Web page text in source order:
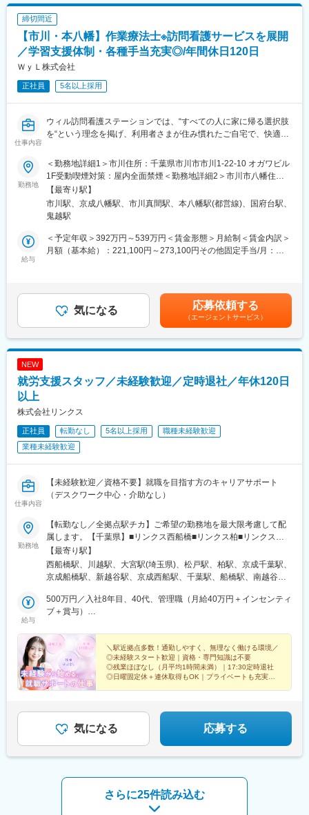
・業界未経験の方も多く在籍しており、入社後はOJTとなります
が、周りの社員の方からもフォロー頂ける環境で、未経験の方で
も安心して就業が可能です。
変更の範囲：本文参照
10:00 入浴介助
11:30 休憩
12:00 昼食対応・歯磨き・排泄介助
13:00 休憩
14:00 レクリエーション実施
15:00 おやつ
16:00 散歩
残業はほぼございませんので、定時には皆さん帰られます。（残
業時間月30分程度）
■研修制度：
・各事業所の座学・実技研修、年次に応じたフォローアップ研修
に加え、キャリア志向の社員に向けた管理職育成研修など多様な
研修・フォロー体制を用意しています。
・キャリアアップに必要な資格は1~3年目にかけて取得が可能で
す。
※資格取得に必要な外部講習や試験は出社扱い・費用全額支給し全
面的にバックアップいたします。
・2,3年目：実務者研修終了。後輩指導にも関わる存在へ。
・3年目以降：介護福祉士取得。現場リーダーやサービス提供責任
て活動の場が広がる
・各施設の組織体制や勤怠管理システムが整っているため、残業
っております。
ております。
させていただいております。会社説明会を随時開催しております
ので、お気軽にご参加ください♪
締切間近
【市川・本八幡】作業療法士※訪問看護サービスを展開
／学習支援体制・各種手当充実◎/年間休日120日
ＷｙＬ株式会社
正社員 5名以上採用
仕事内容
ウィル訪問看護ステーションでは、“すべての人に家に帰る選択肢
を“という理念を掲げ、利用者さまが住み慣れたご自宅で、快適に
感していただける方、ぜひ一緒に施設を作り上げていきましょ
う！
■業務内容：
自宅で生活をされるご利用者様への訪問リハビリ業務をお願いし
ます。
・訪問件数の目安：4～5件/日
・移動手段：自転車
・チーム制
・各種の連絡調整や担当者会議等への参加
・訪問の記録、各種書類の作成（電子カルテ使用）
・直行直帰：可
■各種手当：
内に居住する場合
・108手当：15,000円※月の公休日数10日を→9日に希望した場合
・土日出勤手当：4,000円（月4回想定）
・時間効率手当：2,000円※拠点稼働率が40％超の場合、当該拠点
メンバーへ支給
た場合、その拠点所属の従業員へ支給
・サンキュー手当：240,000円※3ヶ月平均月間訪問件数110件以
・サブサポーター（副所長）手当：20,000円/月
・災害時等危険対応手当：2,500円/日(上限50,000円/月※災害時と
判断された場合に限る)
■福利厚生：
・通勤手当（上限30,000円/月）
・端末貸与（iPhone）
・ユニフォーム貸与
・学会・研修参加サポートあり（学会費・旅費を年1回まで支給）
・食事サポート（事業所単位で10,000円/月）
・引越費用補助(6km範囲に転居した場合に、引っ越し業者運搬費
用100,000円を上限に補助)
■当社の魅力：
護サービスを全国で展開しており、社会貢献度の高いサービスを
提供しております。
変更の範囲：会社の定める業務
勤務地
＜勤務地詳細1＞市川住所：千葉県市川市市川1-22-10 オガワビル
1F受動喫煙対策：屋内全面禁煙＜勤務地詳細2＞市川市八幡住
所：千葉県市川市八幡 ※2025年10月新規オープン予定！受動喫煙
対策：屋内全面禁煙変更の範囲：会社の定める事業所
【最寄り駅】
市川駅、京成八幡駅、市川真間駅、本八幡駅(都営線)、国府台駅、
鬼越駅
給与
＜予定年収＞392万円～539万円＜賃金形態＞月給制＜賃金内訳＞
月額（基本給）：221,100円～273,100円その他固定手当/月：
無＞有＜残業手当＞有＜給与補足＞・PTOTST手当：25,000円・
賞与 年2回 ※業績による・昇給 年1回 ※試用期間は対象外※給与は
経験等考慮の上、社内規定に則って確定します。賃金はあくまで
も目安の金額であり、選考を通じて上下する可能性があります。
月給(月額)は固定手当を含めた表記です。
気になる 応募依頼する
（エージェントサービス）
NEW
就労支援スタッフ／未経験歓迎／定時退社／年休120日
以上
株式会社リンクス
正社員 転勤なし 5名以上採用
職種未経験歓迎
業種未経験歓迎
仕事内容
【未経験歓迎／資格不要】就職を目指す方のキャリアサポート
（デスクワーク中心・介助なし）
勤務地
【転勤なし／全拠点駅チカ】ご希望の勤務地を最大限考慮して配
属します。【千葉県】■リンクス西船橋■リンクス柏■リンクス松
戸■リンクス千葉■リンクス船橋【埼玉県】■自立訓練事業所リン
クス川越■リンクス新越谷■リンクス川越西口■リンクス大宮■リン
クス川越東口※事業拡大に伴い、全拠点で積極採用中
━━━━━━━━━━━━━━━━━━◎転居を伴う転勤なし◎
全拠点が駅チカで通勤便利◎配属後の異動も、無理のない通勤範
【最寄り駅】
西船橋駅、川越駅、大宮駅(埼玉県)、松戸駅、柏駅、京成千葉駅、
京成船橋駅、新越谷駅、京成西船駅、千葉駅、船橋駅、南越谷
給与
500万円／入社8年目、40代、管理職（月給40万円＋インセンティ
ブ＋賞与）
与）
＼駅近拠点多数！通勤しやすく、無理なく働ける環境／
◎未経験スタート歓迎｜資格・専門知識は不要
◎残業ほぼなし（月平均1時間未満）｜17:30定時退社
◎日曜固定休＋連休取得もOK｜プライベートも充実
気になる 応募する
さらに25件読み込む